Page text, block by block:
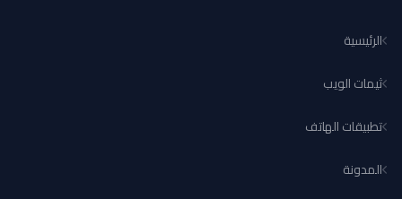
الرئيسية
ثيمات الويب
تطبيقات الهاتف
المدونة